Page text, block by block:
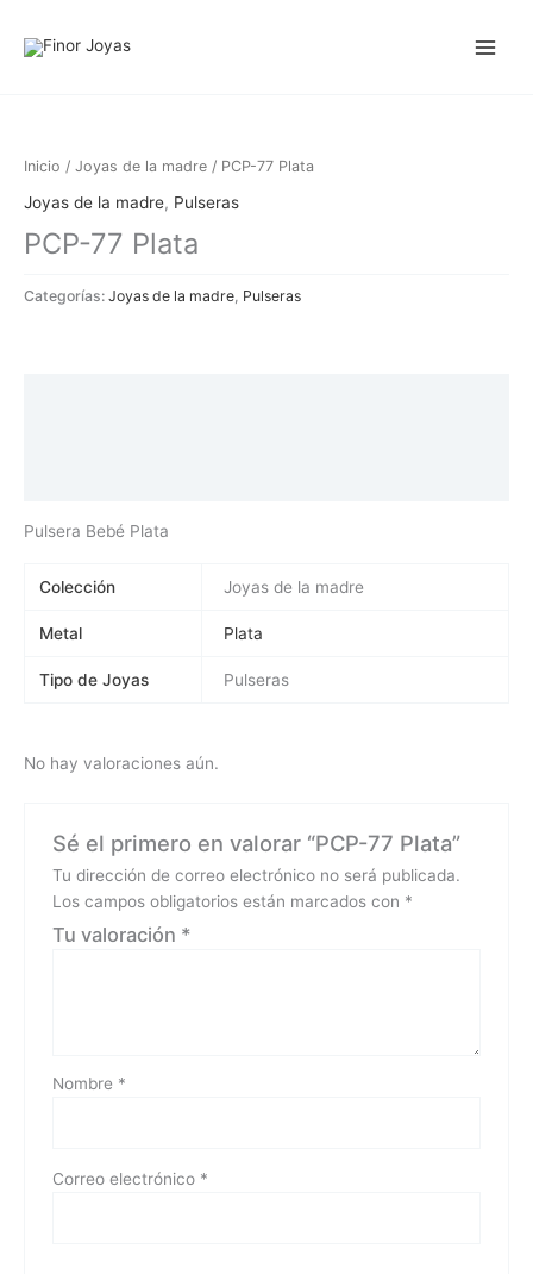
Inicio / Joyas de la madre / PCP-77 Plata
Joyas de la madre, Pulseras
PCP-77 Plata
Categorías: Joyas de la madre Pulseras
Pulsera Bebé Plata
Colección Joyas de la madre
Metal Plata
Tipo de Joyas Pulseras
No hay valoraciones aún.
Sé el primero en valorar “PCP-77 Plata”
Tu dirección de correo electrónico no será publicada.
Los campos obligatorios están marcados con *
Tu valoración *
Nombre *
Correo electrónico *